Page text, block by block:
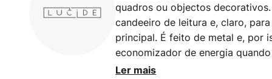
quadros ou objectos
candeeiro de leitura e, claro,
principal. É feito de metal e, por
economizador de energia
LED.
Ler mais